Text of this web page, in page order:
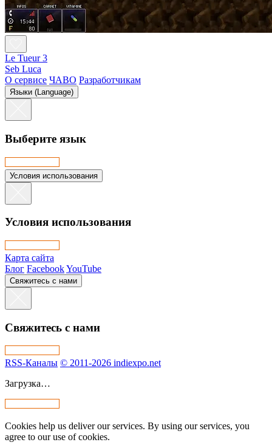
Le Tueur 3
Seb Luca
О сервисе ЧАВО Разработчикам
Языки (Language)
Выберите язык
Условия использования
Условия использования
Карта сайта
Блог FacebookYouTube
Свяжитесь с нами
Свяжитесь с нами
RSS-Каналы © 2011-2026 indiexpo.net
Загрузка…
Cookies help us deliver our services. By using our services, you
agree to our use of cookies.